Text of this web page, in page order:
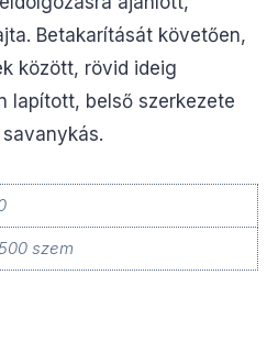
Betakarítását követően,
között, rövid ideig
lapított, belső szerkezete
szem